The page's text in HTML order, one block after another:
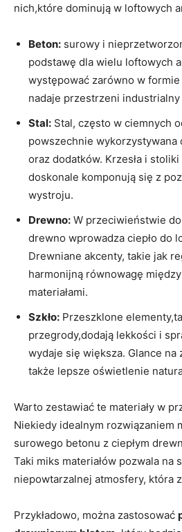
nich,które dominują w loftowych
Beton: surowy i
podstawę dla wielu loftowych
występować zarówno w formie
nadaje przestrzeni industrialny
Stal: Stal, często w ciemnych
powszechnie wykorzystywana
oraz dodatków. Krzesła i
doskonale komponują się z
wystroju.
Drewno: W przeciwieństwie
drewno wprowadza ciepło do
Drewniane akcenty, takie jak
harmonijną równowagę między
materiałami.
Szkło: Przeszklone
przegrody,dodają lekkości i
wydaje się większa. Glance
także lepsze oświetlenie
Warto zestawiać te materiały w
Niekiedy idealnym rozwiązaniem
surowego betonu z ciepłym
Taki miks materiałów pozwala na
niepowtarzalnej atmosfery, która
Przykładowo, można zastosować